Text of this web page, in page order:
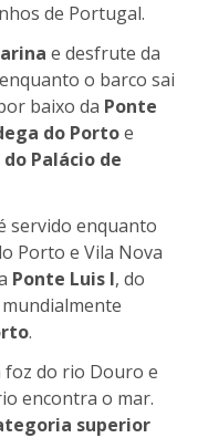
de Portugal.
e desfrute da
enquanto o barco sai
baixo da Ponte
do Portoe
do Palácio de
servido enquanto
Porto e Vila Nova
Ponte Luis I, do
.
foz do rio Douro e
encontra o mar.
superior